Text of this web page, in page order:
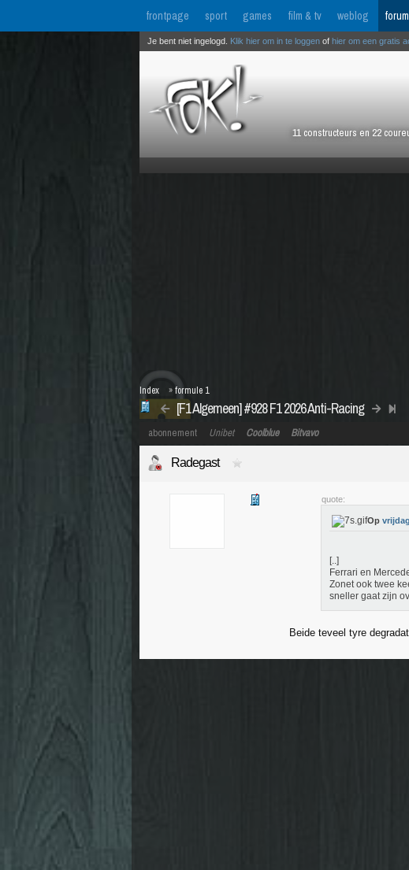
frontpage sport games film & tv weblog forum
11 constructeurs en 22
Je bent niet ingelogd. Klik hier om in te loggen of hier om een gratis
[F1 Algemeen] #928 F1 2026 Anti-Racing
Index »formule 1
abonnement Unibet Coolblue Bitvavo
Radegast
quote:
Op
[..]
Ferrari en
Zonet ook twee
sneller gaat zijn
Beide teveel tyre